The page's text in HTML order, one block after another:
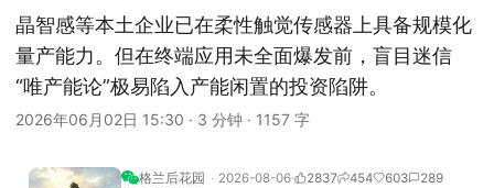
晶智感等本土企业已在柔性触觉传感器上具备规模化
量产能力。但在终端应用未全面爆发前，盲目迷信
“唯产能论”极易陷入产能闲置的投资陷阱。
2026年06月02日 15:30 · 3 分钟 · 1157 字
格兰后花园 2026-08-06 2837 454 603 289